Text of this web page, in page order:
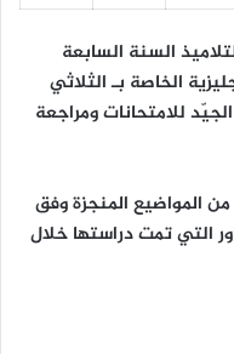
السنة السابعة
الخاصة بـالثلاثي
للامتحانات ومراجعة
المواضيع المنجزة وفق
التي تمت دراستها خلال